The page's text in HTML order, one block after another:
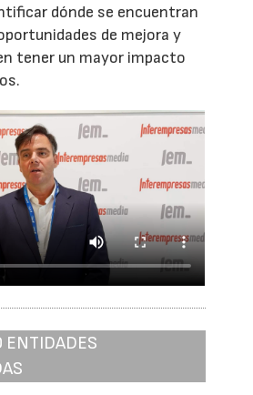
dónde se encuentran
de mejora y
tener un mayor impacto
ENTIDADES